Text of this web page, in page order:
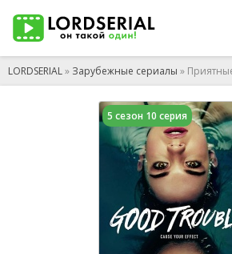
LORDSERIAL» Зарубежные сериалы »
5 сезон 10 серия